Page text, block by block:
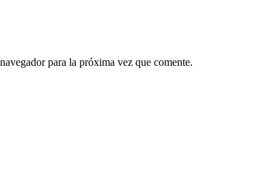
para la próxima vez que comente.